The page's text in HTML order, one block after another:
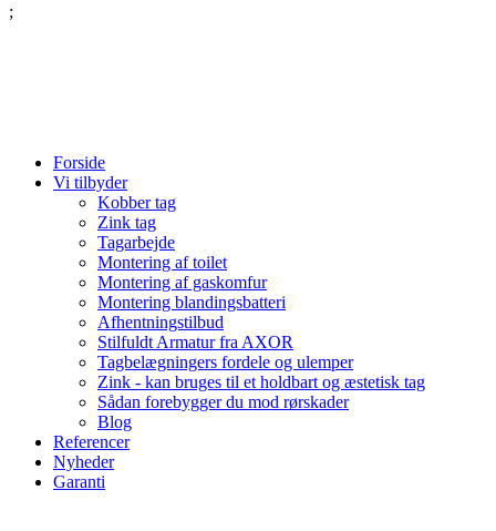
;
Forside
Vi tilbyder
Kobber tag
Zink tag
Tagarbejde
Montering af toilet
Montering af gaskomfur
Montering blandingsbatteri
Afhentningstilbud
Stilfuldt Armatur fra AXOR
Tagbelægningers fordele og ulemper
Zink - kan bruges til et holdbart og æstetisk tag
Sådan forebygger du mod rørskader
Blog
Referencer
Nyheder
Garanti